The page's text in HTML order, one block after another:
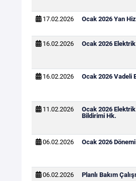
17.02.2026 Ocak 2026 Yan
16.02.2026 Ocak 2026
16.02.2026 Ocak 2026 Vadeli
11.02.2026
Ocak 2026
Bildirimi Hk.
06.02.2026 Ocak 2026
06.02.2026 Planlı Bakım